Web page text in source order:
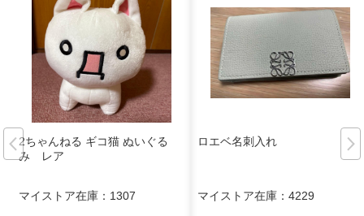
2ちゃんねる ギコ猫 ぬいぐる
み レア
マイストア在庫： 1307
ロエベ名刺入れ
マイストア在庫： 4229